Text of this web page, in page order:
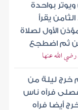
بواحدة
يقرأ
الأول لصلاة
ثم اضطجع
الله عنها
خرج ليلة من
فرآه ناس
أيضا فرآه